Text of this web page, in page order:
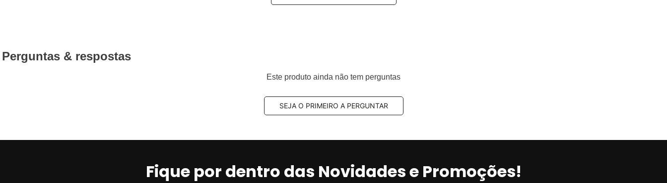
Perguntas & respostas
Este produto ainda não tem perguntas
SEJA O PRIMEIRO A PERGUNTAR
Fique por dentro das Novidades e Promoções!